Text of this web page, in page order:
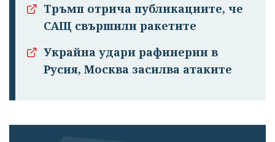
Тръмп отрича публикациите, че
САЩ свършили ракетите
Украйна удари рафинерии в
Русия, Москва засилва атаките